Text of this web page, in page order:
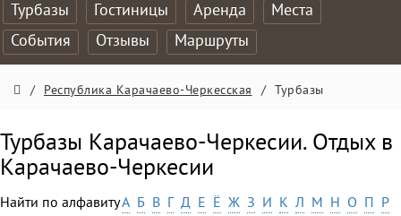
Турбазы Гостиницы Аренда
Места
События
Отзывы Маршруты
/ Республика Карачаево-Черкесская / Турбазы
Турбазы Карачаево-Черкесии. Отдых в
Карачаево-Черкесии
Найти по алфавитуА Б В Г Д Е Ё Ж З И К Л М Н О П Р